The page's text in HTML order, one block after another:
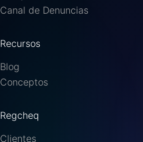
Canal de Denuncias
Recursos
Blog
Conceptos
Regcheq
Clientes